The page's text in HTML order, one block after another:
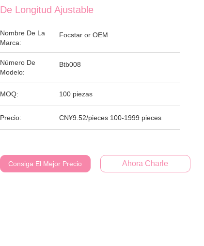
De Longitud Ajustable
Nombre De La
Marca:
Focstar or OEM
Número De
Modelo:
Btb008
MOQ: 100 piezas
Precio: CN¥9.52/pieces 100-1999 pieces
Consiga El Mejor Precio Ahora Charle